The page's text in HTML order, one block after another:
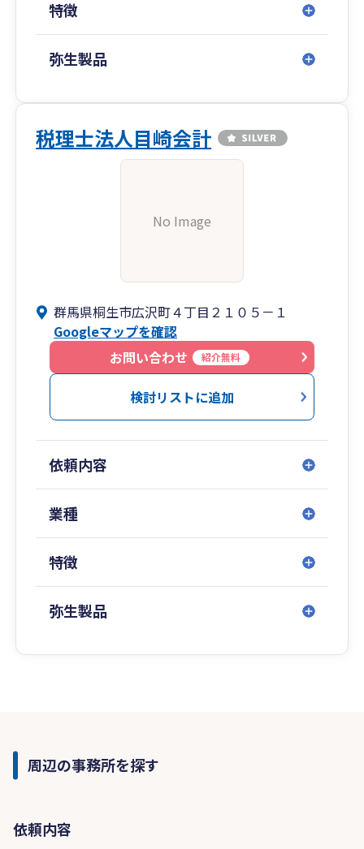
特徴
弥生製品
税理士法人目崎会計
No Image
群馬県桐生市広沢町４丁目２１０５－１
Googleマップを確認
お問い合わせ
紹介無料
検討リストに追加
依頼内容
業種
特徴
弥生製品
周辺の事務所を探す
依頼内容